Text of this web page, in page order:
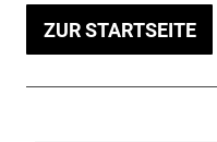
ZUR STARTSEITE